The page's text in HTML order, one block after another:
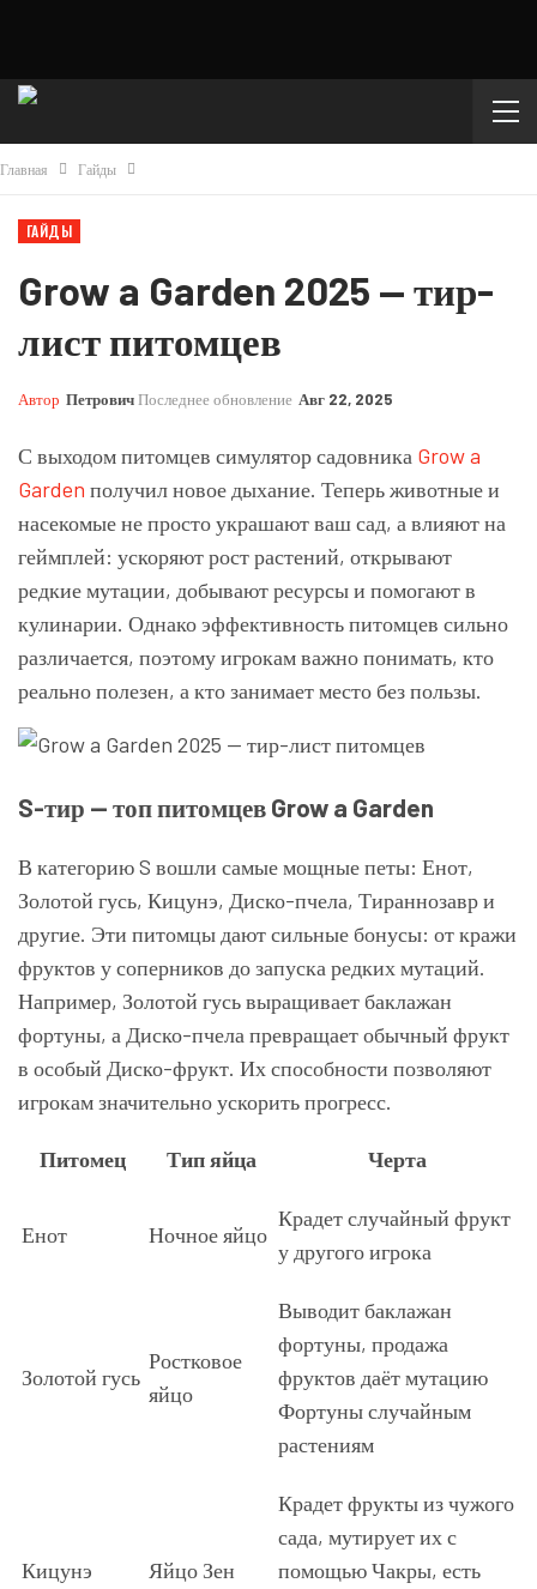
Главная Гайды
ГАЙДЫ
Grow a Garden 2025 — тир-
лист питомцев
Автор ПетровичПоследнее обновление Авг 22, 2025
С выходом питомцев симулятор садовника Grow a
Garden получил новое дыхание. Теперь животные и
насекомые не просто украшают ваш сад, а влияют на
геймплей: ускоряют рост растений, открывают
редкие мутации, добывают ресурсы и помогают в
кулинарии. Однако эффективность питомцев сильно
различается, поэтому игрокам важно понимать, кто
реально полезен, а кто занимает место без пользы.
S-тир — топ питомцев Grow a Garden
В категорию S вошли самые мощные петы: Енот,
Золотой гусь, Кицунэ, Диско-пчела, Тираннозавр и
другие. Эти питомцы дают сильные бонусы: от кражи
фруктов у соперников до запуска редких мутаций.
Например, Золотой гусь выращивает баклажан
фортуны, а Диско-пчела превращает обычный фрукт
в особый Диско-фрукт. Их способности позволяют
игрокам значительно ускорить прогресс.
Питомец Тип яйца Черта
Енот Ночное яйцо
Крадет случайный фрукт
у другого игрока
Золотой гусь
Ростковое
яйцо
Выводит баклажан
фортуны, продажа
фруктов даёт мутацию
Фортуны случайным
растениям
Кицунэ Яйцо Зен
Крадет фрукты из чужого
сада, мутирует их с
помощью Чакры, есть